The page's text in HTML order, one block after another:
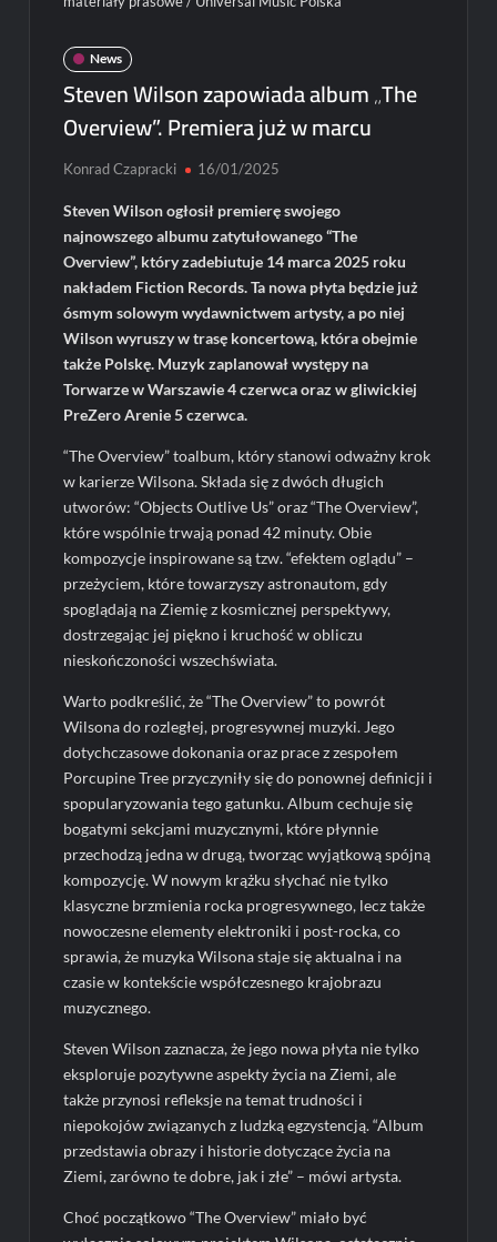
News
Steven Wilson zapowiada album „The
Overview”. Premiera już w marcu
Konrad Czapracki 16/01/2025
Steven Wilson ogłosił premierę swojego
najnowszego albumu zatytułowanego “The
Overview”, który zadebiutuje 14 marca 2025 roku
nakładem Fiction Records. Ta nowa płyta będzie już
ósmym solowym wydawnictwem artysty, a po niej
Wilson wyruszy w trasę koncertową, która obejmie
także Polskę. Muzyk zaplanował występy na
Torwarze w Warszawie 4 czerwca oraz w gliwickiej
PreZero Arenie 5 czerwca.
“The Overview” toalbum, który stanowi odważny krok
w karierze Wilsona. Składa się z dwóch długich
utworów: “Objects Outlive Us” oraz “The Overview”,
które wspólnie trwają ponad 42 minuty. Obie
kompozycje inspirowane są tzw. “efektem oglądu” –
przeżyciem, które towarzyszy astronautom, gdy
spoglądają na Ziemię z kosmicznej perspektywy,
dostrzegając jej piękno i kruchość w obliczu
nieskończoności wszechświata.
Warto podkreślić, że “The Overview” to powrót
Wilsona do rozległej, progresywnej muzyki. Jego
dotychczasowe dokonania oraz prace z zespołem
Porcupine Tree przyczyniły się do ponownej definicji i
spopularyzowania tego gatunku. Album cechuje się
bogatymi sekcjami muzycznymi, które płynnie
przechodzą jedna w drugą, tworząc wyjątkową spójną
kompozycję. W nowym krążku słychać nie tylko
klasyczne brzmienia rocka progresywnego, lecz także
nowoczesne elementy elektroniki i post-rocka, co
sprawia, że muzyka Wilsona staje się aktualna i na
czasie w kontekście współczesnego krajobrazu
muzycznego.
Steven Wilson zaznacza, że jego nowa płyta nie tylko
eksploruje pozytywne aspekty życia na Ziemi, ale
także przynosi refleksje na temat trudności i
niepokojów związanych z ludzką egzystencją. “Album
przedstawia obrazy i historie dotyczące życia na
Ziemi, zarówno te dobre, jak i złe” – mówi artysta.
Choć początkowo “The Overview” miało być